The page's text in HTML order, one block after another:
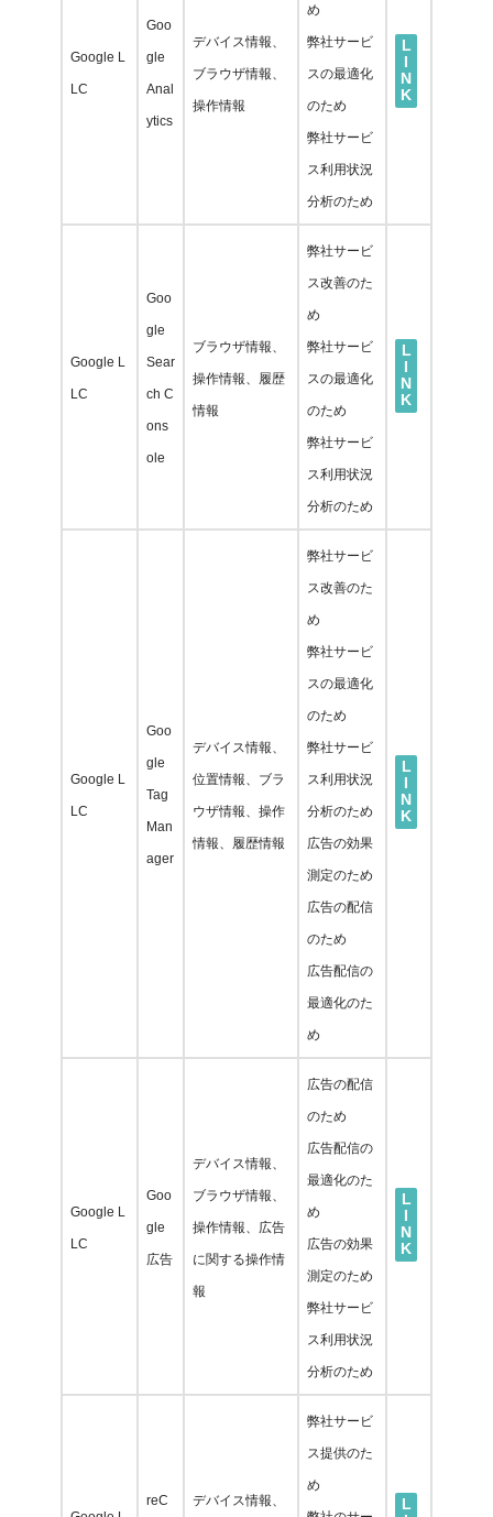
Google L
LC
Goo
gle
Anal
ytics
デバイス情報、
ブラウザ情報、
操作情報
め
弊社サービ
スの最適化
のため
弊社サービ
ス利用状況
分析のため
L
I
N
K
Google L
LC
Goo
gle
Sear
ch C
ons
ole
ブラウザ情報、
操作情報、履歴
情報
弊社サービ
ス改善のた
め
弊社サービ
スの最適化
のため
弊社サービ
ス利用状況
分析のため
L
I
N
K
Google L
LC
Goo
gle
Tag
Man
ager
デバイス情報、
位置情報、ブラ
ウザ情報、操作
情報、履歴情報
弊社サービ
ス改善のた
め
弊社サービ
スの最適化
のため
弊社サービ
ス利用状況
分析のため
広告の効果
測定のため
広告の配信
のため
広告配信の
最適化のた
め
L
I
N
K
Google L
LC
Goo
gle
広告
デバイス情報、
ブラウザ情報、
操作情報、広告
に関する操作情
報
広告の配信
のため
広告配信の
最適化のた
め
広告の効果
測定のため
弊社サービ
ス利用状況
分析のため
L
I
N
K
reC デバイス情報、
弊社サービ
ス提供のた
め
L